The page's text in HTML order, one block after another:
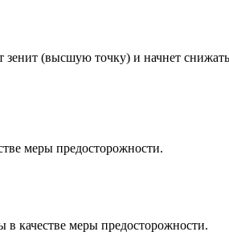
зенит (высшую точку) и начнет
меры предосторожности.
качестве меры предосторожности.